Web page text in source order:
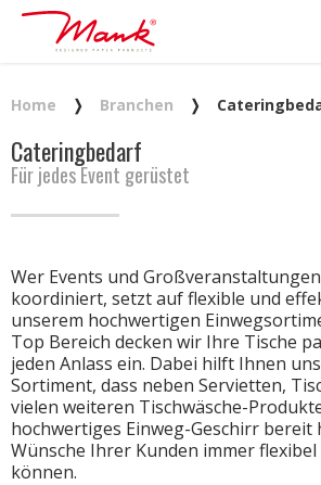
Home ❭ Branchen ❭
Cateringbedarf
Für jedes Event gerüstet
Wer Events und
koordiniert, setzt auf flexible und
unserem hochwertigen
Top Bereich decken wir Ihre Tische
jeden Anlass ein. Dabei hilft Ihnen
Sortiment, dass neben Servietten,
vielen weiteren Tischwäsche-
hochwertiges Einweg-Geschirr bereit
Wünsche Ihrer Kunden immer
können.